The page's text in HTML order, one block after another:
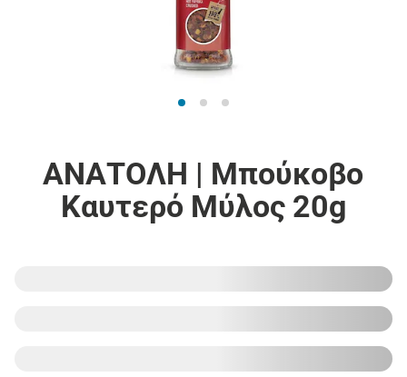
ΑΝΑΤΟΛΗ | Μπούκοβο
Καυτερό Μύλος 20g